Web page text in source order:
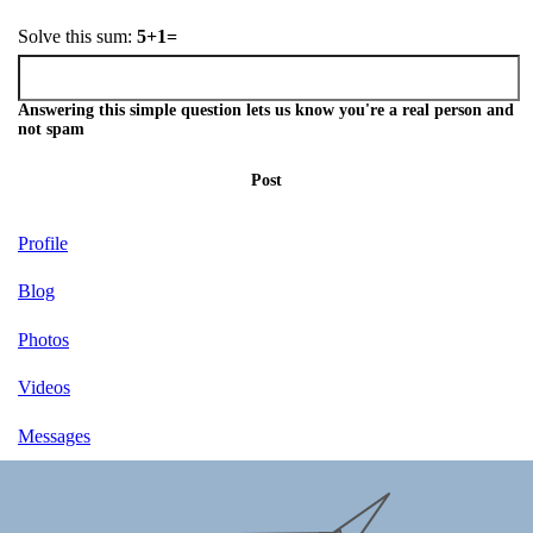
Solve this sum: 5+1=
Answering this simple question lets us know you're a real person and
not spam
Post
Profile
Blog
Photos
Videos
Messages